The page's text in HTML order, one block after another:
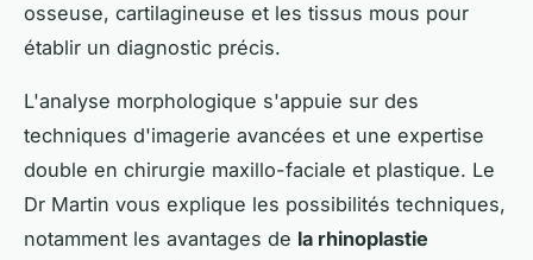
osseuse, cartilagineuse et les tissus mous pour
établir un diagnostic précis.
L'analyse morphologique s'appuie sur des
techniques d'imagerie avancées et une expertise
double en chirurgie maxillo-faciale et plastique. Le
Dr Martin vous explique les possibilités techniques,
notamment les avantages de la rhinoplastie